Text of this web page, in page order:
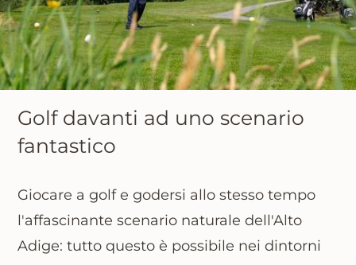
Golf davanti ad uno scenario
fantastico
Giocare a golf e godersi allo stesso tempo
l'affascinante scenario naturale dell'Alto
Adige: tutto questo è possibile nei dintorni